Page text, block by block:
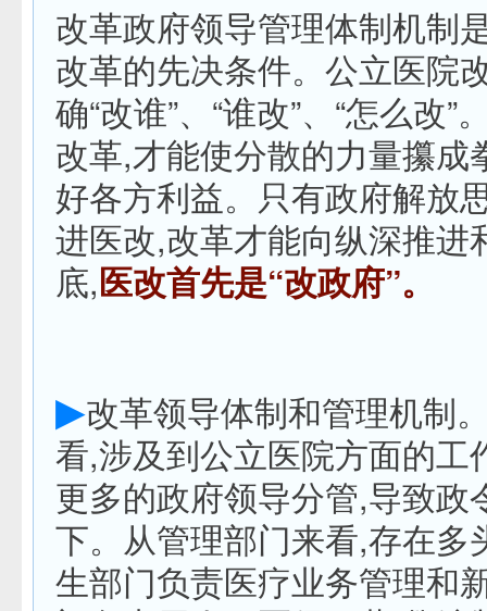
改革政府领导管理体制机制
改革的先决条件。公立医院
确“改谁”、“谁改”、“怎么改
改革,才能使分散的力量攥成
好各方利益。只有政府解放
进医改,改革才能向纵深推进
底,医改首先是“改政府”。
▶改革领导体制和管理机制
看,涉及到公立医院方面的工
更多的政府领导分管,导致政
下。从管理部门来看,存在多
生部门负责医疗业务管理和